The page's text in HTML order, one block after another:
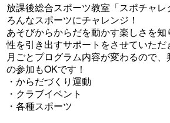
放課後総合スポーツ教室「スポチャ
ろんなスポーツにチャレンジ！
あそびからからだを動かす楽しさを
性を引き出すサポートをさせていただ
月ごとプログラム内容が変わるので
の参加もOKです！
・からだづくり運動
・クラブイベント
・各種スポーツ